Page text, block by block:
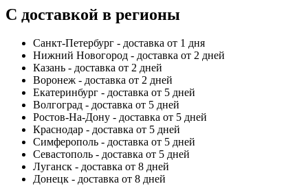
С доставкой в регионы
Санкт-Петербург - доставка от 1 дня
Нижний Новогород - доставка от 2 дней
Казань - доставка от 2 дней
Воронеж - доставка от 2 дней
Екатеринбург - доставка от 5 дней
Волгоград - доставка от 5 дней
Ростов-На-Дону - доставка от 5 дней
Краснодар - доставка от 5 дней
Симферополь - доставка от 5 дней
Севастополь - доставка от 5 дней
Луганск - доставка от 8 дней
Донецк - доставка от 8 дней